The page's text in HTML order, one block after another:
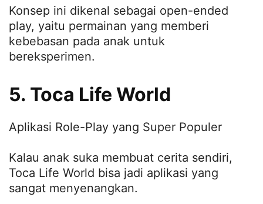
Konsep ini dikenal sebagai open-ended
play, yaitu permainan yang memberi
kebebasan pada anak untuk
bereksperimen.
5. Toca Life World
Aplikasi Role-Play yang Super Populer
Kalau anak suka membuat cerita sendiri,
Toca Life World bisa jadi aplikasi yang
sangat menyenangkan.